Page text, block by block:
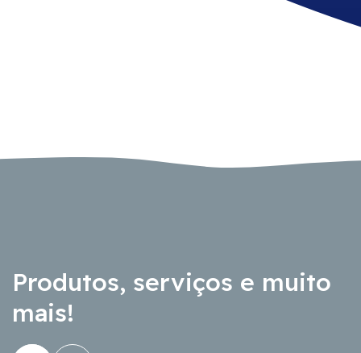
Produtos, serviços e muito
mais!